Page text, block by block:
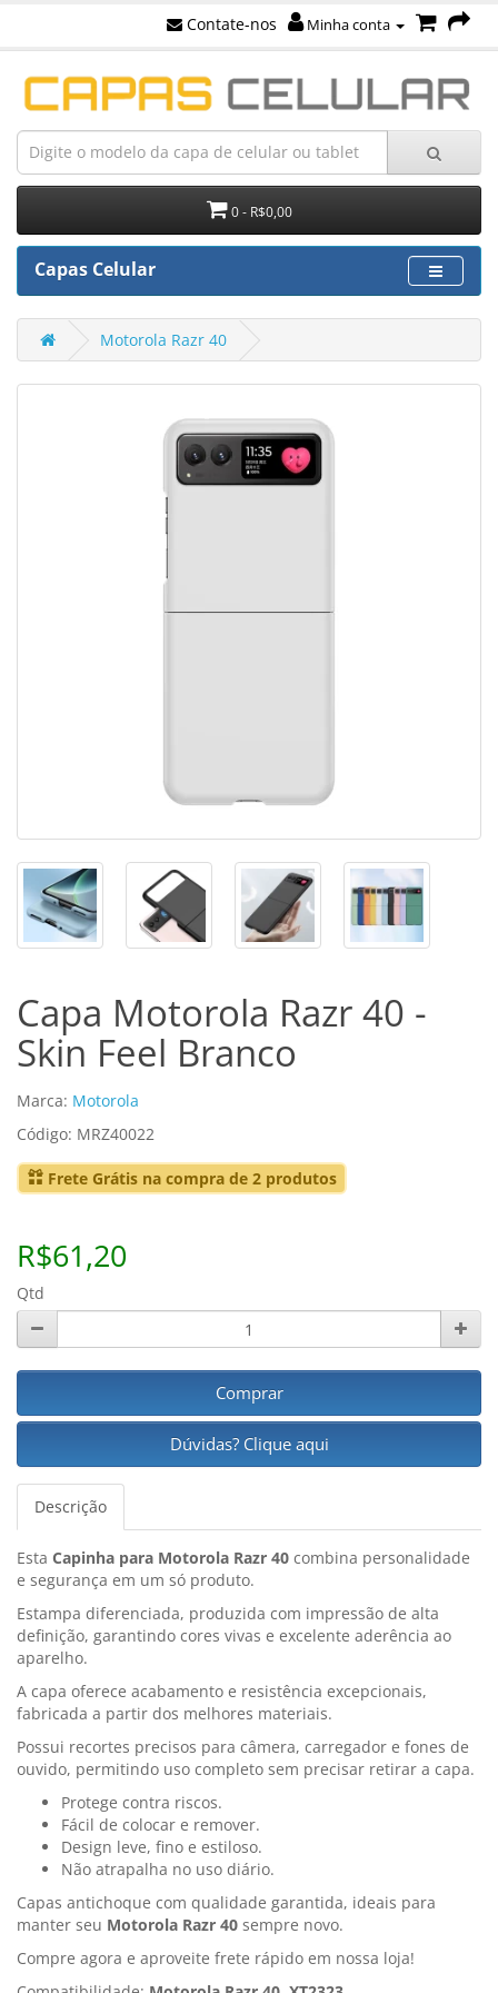
Contate-nos Minha conta
0 - R$0,00
Capas Celular
Motorola Razr 40
Capa Motorola Razr 40 -
Skin Feel Branco
Marca: Motorola
Código: MRZ40022
Frete Grátis na compra de 2 produtos
R$61,20
Qtd
Comprar
Dúvidas? Clique aqui
Descrição
Esta Capinha para Motorola Razr 40 combina personalidade
e segurança em um só produto.
Estampa diferenciada, produzida com impressão de alta
definição, garantindo cores vivas e excelente aderência ao
aparelho.
A capa oferece acabamento e resistência excepcionais,
fabricada a partir dos melhores materiais.
Possui recortes precisos para câmera, carregador e fones de
ouvido, permitindo uso completo sem precisar retirar a capa.
Protege contra riscos.
Fácil de colocar e remover.
Design leve, fino e estiloso.
Não atrapalha no uso diário.
Capas antichoque com qualidade garantida, ideais para
manter seu Motorola Razr 40 sempre novo.
Compre agora e aproveite frete rápido em nossa loja!